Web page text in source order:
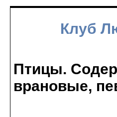
Клуб
Птицы.
врановые,